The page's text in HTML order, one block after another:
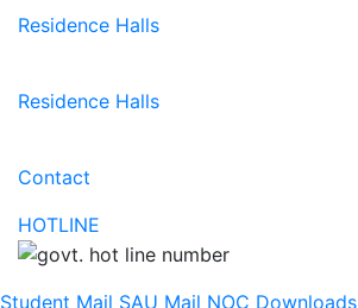
Residence Halls
Residence Halls
Contact
HOTLINE
Student Mail SAU Mail NOC Downloads